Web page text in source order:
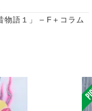
物語１」 – F＋コラム